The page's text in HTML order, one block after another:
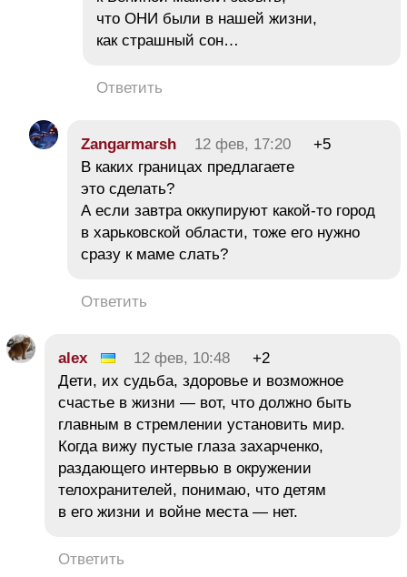
что ОНИ были в нашей жизни,
как страшный сон…
Ответить
Zangarmarsh 12 фев, 17:20
+5
В каких границах предлагаете
это сделать?
А если завтра оккупируют какой-то город
в харьковской области, тоже его нужно
сразу к маме слать?
Ответить
alex 12 фев, 10:48
+2
Дети, их судьба, здоровье и возможное
счастье в жизни — вот, что должно быть
главным в стремлении установить мир.
Когда вижу пустые глаза захарченко,
раздающего интервью в окружении
телохранителей, понимаю, что детям
в его жизни и войне места — нет.
Ответить